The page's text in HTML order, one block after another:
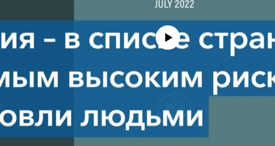
No media source currently available